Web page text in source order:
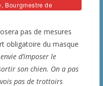
Bourgmestre de
pas de mesures
obligatoire du masque
d’imposer le
son chien. On a pas
pas de trottoirs